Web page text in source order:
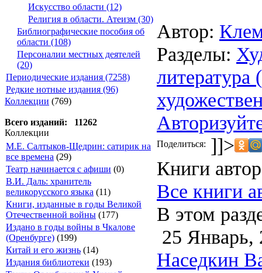
Искусство области (12)
Религия в области. Атеизм (30)
Библиографические пособия об
области (108)
Персоналии местных деятелей
(20)
Периодические издания (7258)
Редкие нотные издания (96)
Коллекции (769)
Всего изданий: 11262
Коллекции
М.Е. Салтыков-Щедрин: сатирик на
все времена (29)
Театр начинается с афиши (0)
В.И. Даль: хранитель
великорусского языка (11)
Книги, изданные в годы Великой
Отечественной войны (177)
Издано в годы войны в Чкалове
(Оренбурге) (199)
Китай и его жизнь (14)
Издания библиотеки (193)
Автор:
Разделы:
литература
Поделиться: ]]>
Книги
Все книги
В этом
25 Январь,
Наседкин